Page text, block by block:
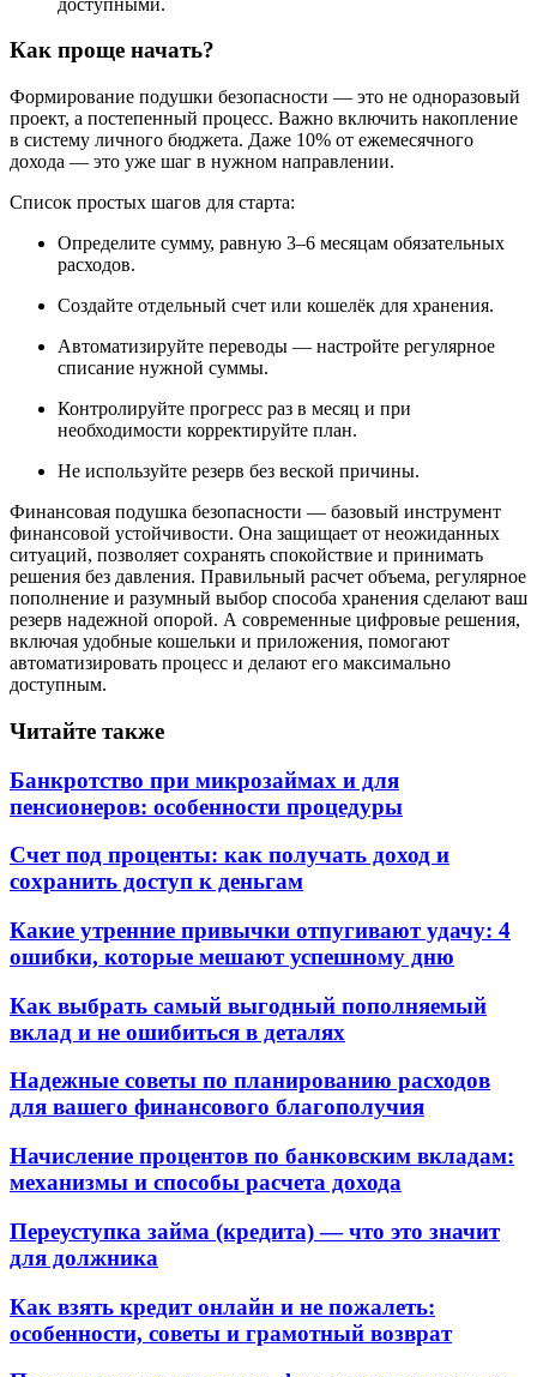
Как проще начать?
Формирование подушки безопасности — это не одноразовый
проект, а постепенный процесс. Важно включить накопление
в систему личного бюджета. Даже 10% от ежемесячного
дохода — это уже шаг в нужном направлении.
Список простых шагов для старта:
Определите сумму, равную 3–6 месяцам обязательных
расходов.
Создайте отдельный счет или кошелёк для хранения.
Автоматизируйте переводы — настройте регулярное
списание нужной суммы.
Контролируйте прогресс раз в месяц и при
необходимости корректируйте план.
Не используйте резерв без веской причины.
Финансовая подушка безопасности — базовый инструмент
финансовой устойчивости. Она защищает от неожиданных
ситуаций, позволяет сохранять спокойствие и принимать
решения без давления. Правильный расчет объема, регулярное
пополнение и разумный выбор способа хранения сделают ваш
резерв надежной опорой. А современные цифровые решения,
включая удобные кошельки и приложения, помогают
автоматизировать процесс и делают его максимально
доступным.
Читайте также
Банкротство при микрозаймах и для
пенсионеров: особенности процедуры
Счет под проценты: как получать доход и
сохранить доступ к деньгам
Какие утренние привычки отпугивают удачу: 4
ошибки, которые мешают успешному дню
Как выбрать самый выгодный пополняемый
вклад и не ошибиться в деталях
Надежные советы по планированию расходов
для вашего финансового благополучия
Начисление процентов по банковским вкладам:
механизмы и способы расчета дохода
Переуступка займа (кредита) — что это значит
для должника
Как взять кредит онлайн и не пожалеть:
особенности, советы и грамотный возврат